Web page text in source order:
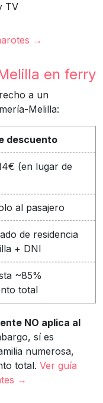
TV
→
en ferry
a un
Melilla:
descuento
(en lugar de
al pasajero
de residencia
+ DNI
~85%
total
NO aplica al
sí es
numerosa,
total. Ver guía
→